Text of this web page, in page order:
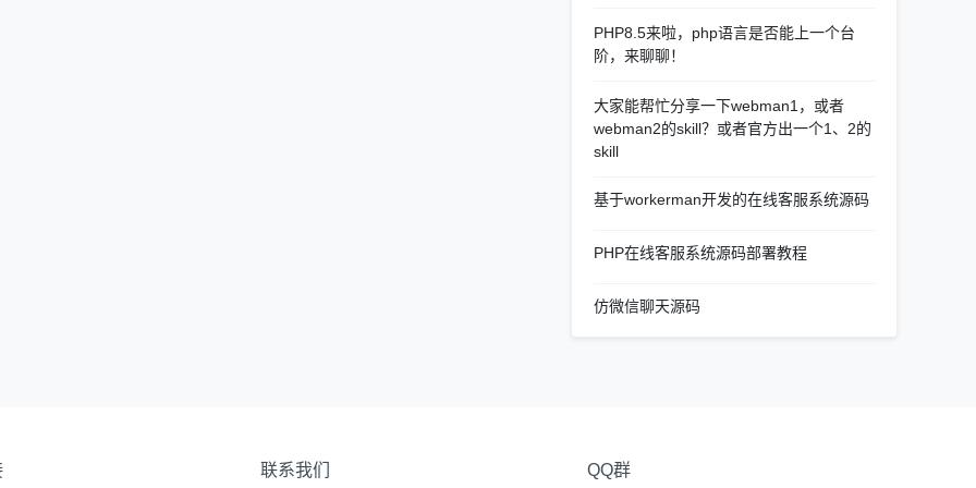
PHP8.5来啦，php语言是否能上一个台
阶，来聊聊！
大家能帮忙分享一下webman1，或者
webman2的skill？或者官方出一个1、2的
skill
基于workerman开发的在线客服系统源码
PHP在线客服系统源码部署教程
仿微信聊天源码
联系我们 QQ群